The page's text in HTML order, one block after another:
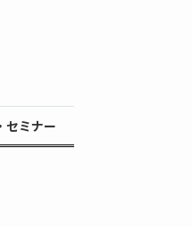
セミナー